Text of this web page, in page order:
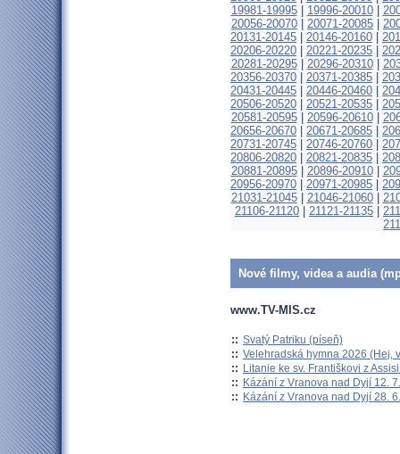
19981-19995| 19996-20010|
20056-20070
20071-20085
20131-20145
20146-20160
20206-20220
20221-20235
20281-20295| 20296-20310|
20356-20370
20371-20385
20431-20445
20446-20460
20506-20520
20521-20535
20581-20595| 20596-20610|
20656-20670
20671-20685
20731-20745
20746-20760
20806-20820
20821-20835
20881-20895| 20896-20910|
20956-20970
20971-20985
21031-21045| 21046-21060|
21106-21120
21121-21135
Nové filmy, videa a audia
www.TV-MIS.cz
:: Svatý Patriku (píseň)
:: Velehradská hymna 2026 (Hej,
:: Litanie ke sv. Františkovi z
:: Kázání z Vranova nad Dyjí 12.
:: Kázání z Vranova nad Dyjí 28.